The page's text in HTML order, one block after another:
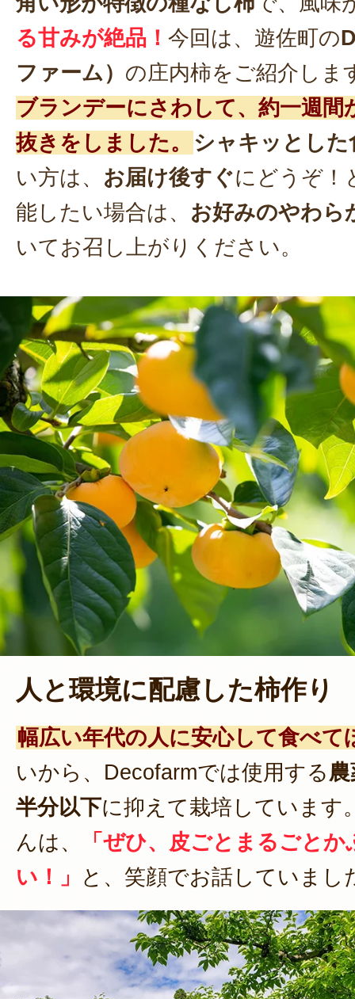
る甘みが絶品！ 今回は、遊佐町の
ファーム） の庄内柿をご紹介しま
ブランデーにさわして、約一週間
抜きをしました。
シャキッとした
い方は、 お届け後すぐにどうぞ！
能したい場合は、 お好みのやわら
いてお召し上がりください。
人と環境に配慮した柿作り
幅広い年代の人に安心して食べて
いから、Decofarmでは使用する
半分以下に抑えて栽培しています
んは、
「ぜひ、皮ごとまるごと
い！」
と、笑顔でお話していまし